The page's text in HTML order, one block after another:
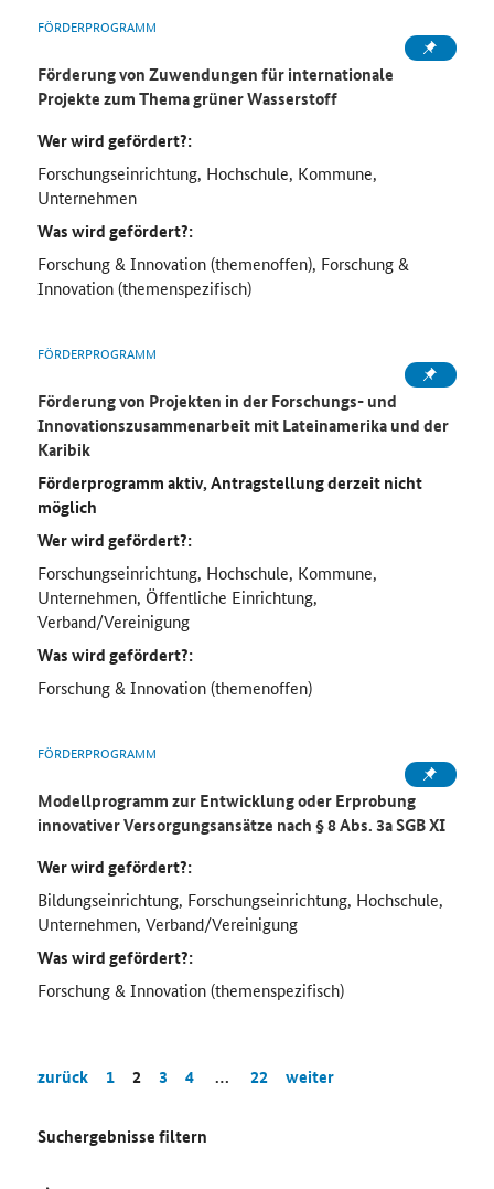
FÖRDERPROGRAMM
Förderung von Zuwendungen für internationale
Projekte zum Thema grüner Wasserstoff
Wer wird gefördert?:
Forschungseinrichtung, Hochschule, Kommune,
Unternehmen
Was wird gefördert?:
Forschung & Innovation (themenoffen), Forschung &
Innovation (themenspezifisch)
FÖRDERPROGRAMM
Förderung von Projekten in der Forschungs- und
Innovationszusammenarbeit mit Lateinamerika und der
Karibik
Förderprogramm aktiv, Antragstellung derzeit nicht
möglich
Wer wird gefördert?:
Forschungseinrichtung, Hochschule, Kommune,
Unternehmen, Öffentliche Einrichtung,
Verband/Vereinigung
Was wird gefördert?:
Forschung & Innovation (themenoffen)
FÖRDERPROGRAMM
Modellprogramm zur Entwicklung oder Erprobung
innovativer Versorgungsansätze nach § 8 Abs. 3a SGB XI
Wer wird gefördert?:
Bildungseinrichtung, Forschungseinrichtung, Hochschule,
Unternehmen, Verband/Vereinigung
Was wird gefördert?:
Forschung & Innovation (themenspezifisch)
zurück 1 2 3 4 … 22 weiter
Suchergebnisse filtern